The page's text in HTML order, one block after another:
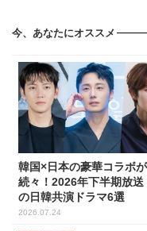
今、あなたにオススメ
韓国×日本の豪華コラボが
続々！2026年下半期放送
の日韓共演ドラマ6選
2026.07.24